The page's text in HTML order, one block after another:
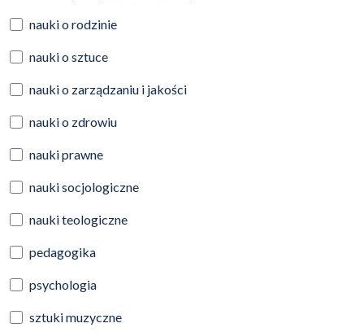
nauki o rodzinie
nauki o sztuce
nauki o zarządzaniu i jakości
nauki o zdrowiu
nauki prawne
nauki socjologiczne
nauki teologiczne
pedagogika
psychologia
sztuki muzyczne